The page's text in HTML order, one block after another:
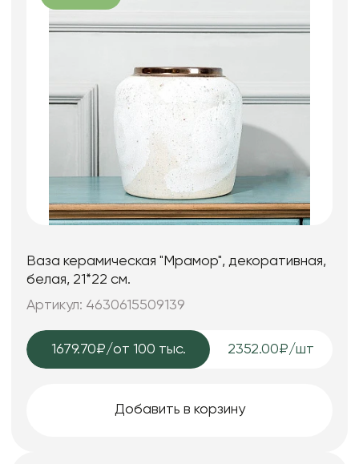
Ваза керамическая "Мрамор", декоративная,
белая, 21*22 см.
Артикул: 4630615509139
1679.70₽/от 100 тыс. 2352.00₽/шт
Добавить в корзину